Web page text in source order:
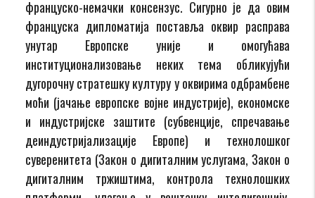
француско-немачки консензус. Сигурно је да овим
француска дипломатија поставља оквир расправа
унутар Европске уније и омогућава
институционализовање неких тема обликујући
дугорочну стратешку културу у оквирима одбрамбене
моћи (јачање европске војне индустрије), економске
и индустријске заштите (субвенције, спречавање
деиндустријализације Европе) и технолошког
суверенитета (Закон о дигиталним услугама, Закон о
дигиталним тржиштима, контрола технолошких